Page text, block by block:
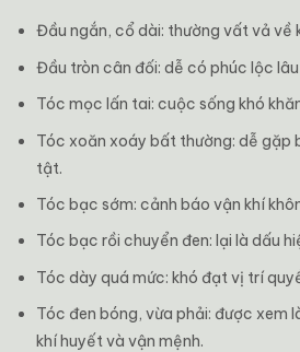
Đầu ngắn, cổ dài: thường vất vả về
Đầu tròn cân đối: dễ có phúc lộc lâu
Tóc mọc lấn tai: cuộc sống khó
Tóc xoăn xoáy bất thường: dễ gặp
tật.
Tóc bạc sớm: cảnh báo vận khí
Tóc bạc rồi chuyển đen: lại là dấu
Tóc dày quá mức: khó đạt vị trí
Tóc đen bóng, vừa phải: được xem
khí huyết và vận mệnh.